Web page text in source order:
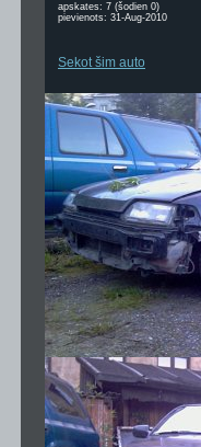
apskates: 7 (šodien 0)
pievienots: 31-Aug-2010
Sekot šim auto